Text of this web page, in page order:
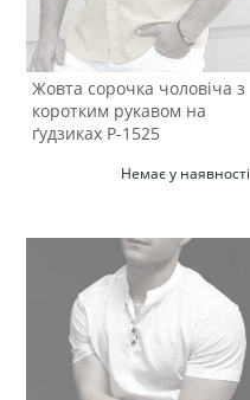
Жовта сорочка чоловіча з
коротким рукавом на
ґудзиках Р-1525
Немає у наявності